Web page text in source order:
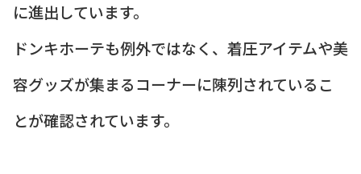
に進出しています。
ドンキホーテも例外ではなく、着圧アイテムや美
容グッズが集まるコーナーに陳列されているこ
とが確認されています。